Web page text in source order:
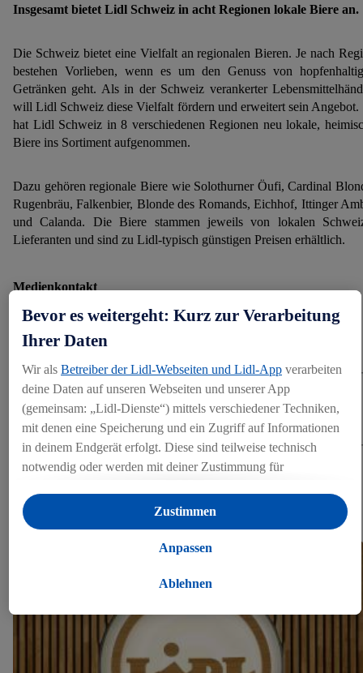
Insgesamt bietet Lidl Schweiz in acht Regionen lokale Biere an.
Die Schweiz bietet eine Vielfalt an regionalen Bieren. Je nach
bestehen Vorlieben, wenn es um den Genuss von
Getränken geht. Als in der Schweiz verankerter
will Lidl Schweiz diese Vielfalt fördern und erweitert sein Angebot.
hat Lidl Schweiz in 8 verschiedenen Regionen neu lokale,
Biere ins Sortiment aufgenommen.
Dazu gehören regionale Biere wie Solothurner Öufi, Cardinal
Rugenbräu, Falkenbier, Blonde des Romands, Eichhof, Ittinger
und Calanda. Die Biere stammen jeweils von lokalen
Lieferanten und sind zu Lidl-typisch günstigen Preisen erhältlich.
Medienkontakt
Medienstelle
media@lidl.ch
Produkt
Teilen
MEHR DAZU
Bevor es weitergeht: Kurz zur Verarbeitung
Ihrer Daten
Wir als Betreiber der Lidl-Webseiten und Lidl-App verarbeiten
deine Daten auf unseren Webseiten und unserer App
(gemeinsam: „Lidl-Dienste“) mittels verschiedener Techniken,
mit denen eine Speicherung und ein Zugriff auf Informationen
in deinem Endgerät erfolgt. Diese sind teilweise technisch
notwendig oder werden mit deiner Zustimmung für
personalisierte Werbung innerhalb und außerhalb der Lidl-
Dienste verwendet. Sofern du Teilnehmer des Lidl Plus-
Programms bist, werden für diese Zwecke auch Daten aus
Unter „Anpassen“ kannst du einzelne Verwendungszwecke
Durch einen Klick auf „Ablehnen“ kannst du nur den Einsatz
notwendiger Techniken zulassen. Durch einen Klick auf
Ablehnen
Anpassen
Zustimmen